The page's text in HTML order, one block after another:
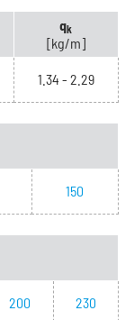
qk
[kg/m]
1.34 - 2.29
150
200 230